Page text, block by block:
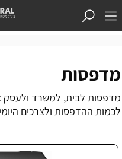
מדפסות
מדפסות לבית, למשרד ולעסק
לכמות ההדפסות ולצרכים
הזרקת דיו, מדפסות
מדבקות ומכונות צילום